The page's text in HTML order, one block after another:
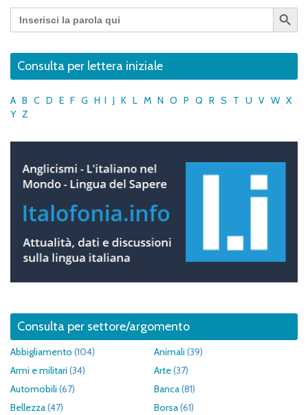
Search
for:
Search Button
Consulta per lettera iniziale
A B C D E F G H I J K L M N O P Q R S T U V W X
Y Z
Consulta per settore/argomento
Abbigliamento (104) Animali (39)
Armi e militari (34) Arte(37)
Automobili (67) Banca(81)
Bellezza(47) Borsa(61)